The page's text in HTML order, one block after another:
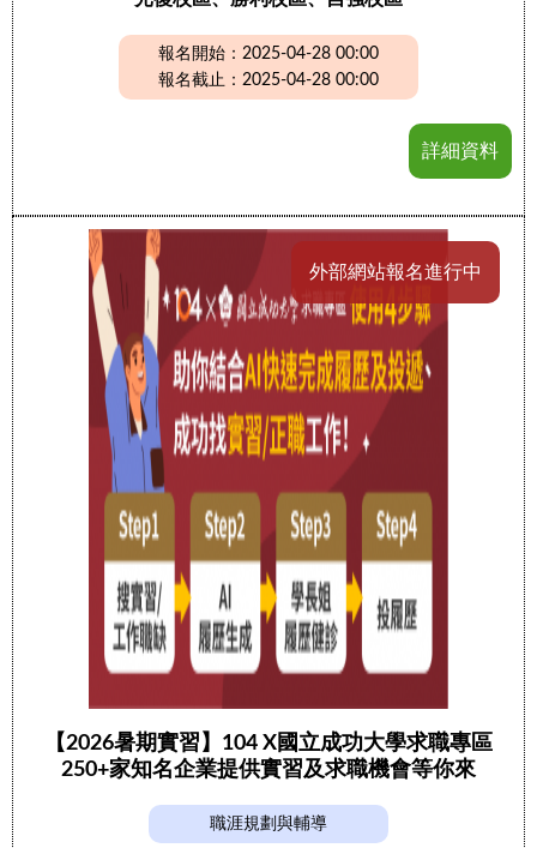
報名開始：2025-04-28 00:00
報名截止：2025-04-28 00:00
詳細資料
外部網站報名進行中
【2026暑期實習】104 X國立成功大學求職專區
250+家知名企業提供實習及求職機會等你來
職涯規劃與輔導